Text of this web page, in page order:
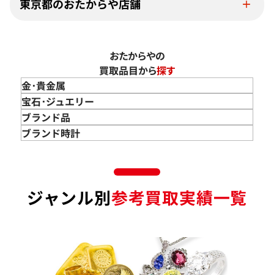
東京都のおたからや店舗
おたからやの
買取品目から探す
金･貴金属
金 買取
金のインゴット 買取
金のアクセサリー 買取
金のブレスレット 買取
金のブローチ 買取
宝石･ジュエリー
宝石･ジュエリー買取
ダイヤモンド 買取
オパール 買取
パライバトルマリン 買取
パール 買取
ブランド品
バッグ･小物 買取
カルティエ 買取
ハリー･ウィンストン 買取
ヴァンクリーフ&
ブランド時計
フィリップ 買取
オーデマピゲ 買取
エルメス 買取
シャネル 買取
ジャンル別参考買取実績一覧